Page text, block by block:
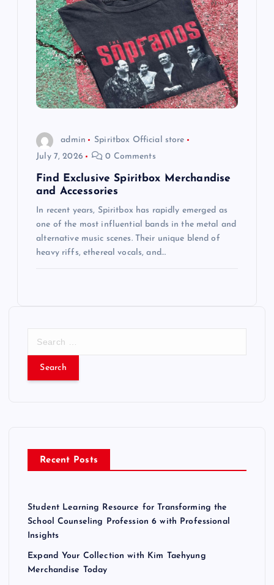
admin
Spiritbox Official store
July 7, 2026
0 Comments
Find Exclusive Spiritbox Merchandise
and Accessories
In recent years, Spiritbox has rapidly emerged as
one of the most influential bands in the metal and
alternative music scenes. Their unique blend of
heavy riffs, ethereal vocals, and…
r
Recent Posts
Student Learning Resource for Transforming the
School Counseling Profession 6 with Professional
Insights
Expand Your Collection with Kim Taehyung
Merchandise Today